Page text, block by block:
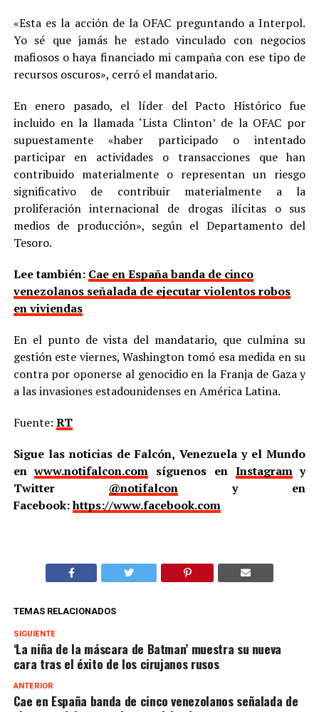
«Esta es la acción de la OFAC preguntando a Interpol.
Yo sé que jamás he estado vinculado con negocios
mafiosos o haya financiado mi campaña con ese tipo de
recursos oscuros», cerró el mandatario.
En enero pasado, el líder del Pacto Histórico fue
incluido en la llamada ‘Lista Clinton’ de la OFAC por
supuestamente «haber participado o intentado
participar en actividades o transacciones que han
contribuido materialmente o representan un riesgo
significativo de contribuir materialmente a la
proliferación internacional de drogas ilícitas o sus
medios de producción», según el Departamento del
Tesoro.
Lee también: Cae en España banda de cinco
venezolanos señalada de ejecutar violentos robos
en viviendas
En el punto de vista del mandatario, que culmina su
gestión este viernes, Washington tomó esa medida en su
contra por oponerse al genocidio en la Franja de Gaza y
a las invasiones estadounidenses en América Latina.
Fuente: RT
Sigue las noticias de Falcón, Venezuela y el Mundo
enwww.notifalcon.com síguenos en Instagramy
Twitter @notifalcony en
Facebook:https://www.facebook.com
TEMAS RELACIONADOS
SIGUIENTE
‘La niña de la máscara de Batman’ muestra su nueva
cara tras el éxito de los cirujanos rusos
ANTERIOR
Cae en España banda de cinco venezolanos señalada de